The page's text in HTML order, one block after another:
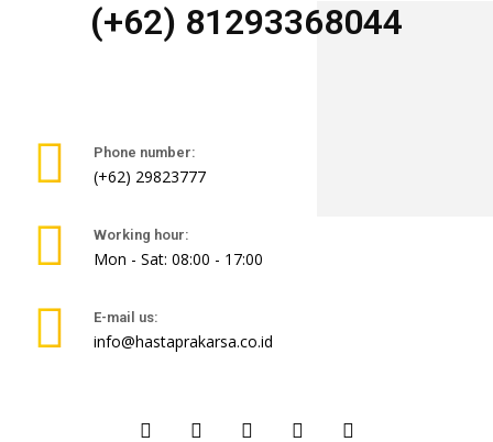
(+62) 81293368044
Phone number:
(+62) 29823777
Working hour:
Mon - Sat: 08:00 - 17:00
E-mail us:
info@hastaprakarsa.co.id